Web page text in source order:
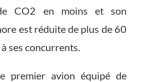
de CO2 en moins et son
est réduite de plus de 60
ses concurrents.
premier avion équipé de